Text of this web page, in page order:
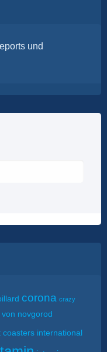
und
corona crazy
novgorod
coasters international